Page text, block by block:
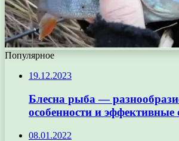
Популярное
19.12.2023
Блесна рыба —
особенности и
08.01.2022